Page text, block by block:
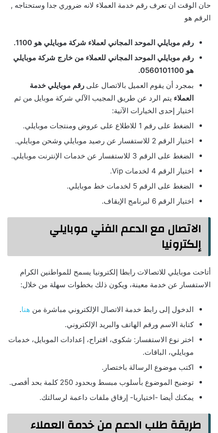
حان الوقت ان تعرف رقم خدمة العملاء لانه ضروري جدا وستحتاجه ,
الرقم هو
رقم موبايلي الموحد المجاني لعملاء شركة موبايلي هو 1100.
رقم موبايلي الموحد المجاني للعملاء من خارج شركة موبايلي
هو 0560101100.
بمجرد أن يقوم العميل بالاتصال على رقم موبايلي خدمة
العملاء يتم الرد عن طريق المجيب الآلي شركة موبايل من ثم
اختيار إحدى الخيارات الآتية:
الضغط على رقم 1 للاطلاع على عروض ومنتجات موبايلي.
اختيار الرقم 2 للاستفسار عن رصيد موبايلي وشحن موبايلي.
الضغط على الرقم 3 للاستفسار عن خدمات الإنترنت موبايلي.
اختيار الرقم 4 لخدمات Vip.
الضغط على الرقم 5 لخدمات خط موبايلي.
اختيار الرقم 6 لبرنامج الإيقاف.
الاتصال مع الدعم الفني موبايلي
إلكترونيا
أتاحت موبايلي للاتصالات رابطا إلكترونيا يسمح للمواطنين الكرام
الاستفسار عن خدمة معينة، ويكون ذلك بخطوات سهلة من خلال:
الدخول إلى رابط خدمة الاتصال الإلكتروني مباشرة من هنا.
كتابة الاسم ورقم الهاتف والبريد الإلكتروني.
اختر نوع الاستفسار: شكوى، اقتراح، إعدادات الموبايل، خدمات
موبايلي، الباقات.
اكتب موضوع الرسالة باختصار.
توضيح الموضوع بأسلوب مبسط وبحدود 250 كلمة بحد أقصى.
يمكنك أيضا -اختياريا- إرفاق ملفات داعمة لرسالتك.
طريقة طلب الدعم من خدمة العملاء